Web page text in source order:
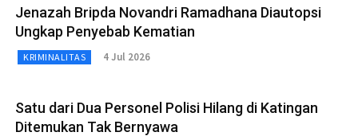
Jenazah Bripda Novandri Ramadhana Diautopsi
Ungkap Penyebab Kematian
KRIMINALITAS 4 Jul 2026
Satu dari Dua Personel Polisi Hilang di Katingan
Ditemukan Tak Bernyawa